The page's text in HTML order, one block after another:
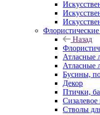
Назад
Атласные
Атласные
Бусины,
Декор
Птички,
Сизалевое
Стволы